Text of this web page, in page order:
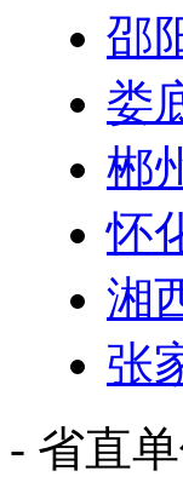
邵
娄
郴
怀
湘
张
- 省直